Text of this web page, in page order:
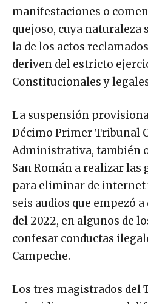
manifestaciones o
quejoso, cuya naturaleza
la de los actos
deriven del estricto
Constitucionales y
La suspensión
Décimo Primer Tribunal
Administrativa, también
San Román a realizar las
para eliminar de internet
seis audios que empezó
del 2022, en algunos de
confesar conductas
Campeche.
Los tres magistrados del